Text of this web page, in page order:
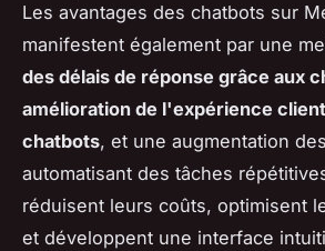
Les avantages des chatbots sur
manifestent également par une
des délais de réponse grâce aux
amélioration de l'expérience
chatbots, et une augmentation
automatisant des tâches
réduisent leurs coûts, optimisent
et développent une interface